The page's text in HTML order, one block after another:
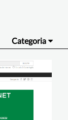
Categoria